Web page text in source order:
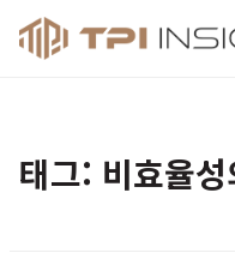
태그: 비효율성